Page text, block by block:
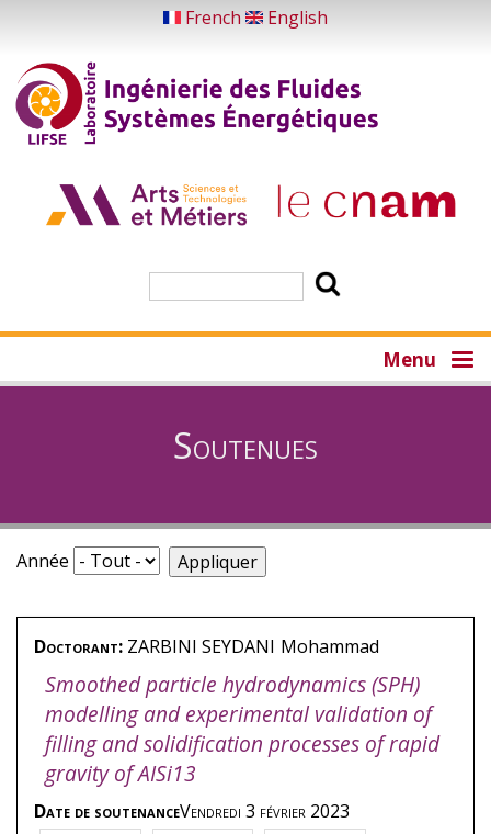
contenu
principal
French English
Menu
Soutenues
Année
Doctorant: ZARBINI SEYDANI Mohammad
Smoothed particle hydrodynamics (SPH)
modelling and experimental validation of
filling and solidification processes of rapid
gravity of AISi13
Date de soutenanceVendredi 3 février 2023